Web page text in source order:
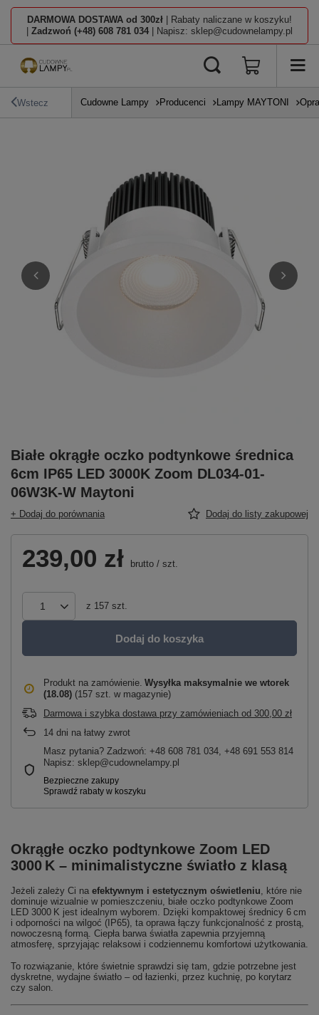
DARMOWA DOSTAWA od 300zł | Rabaty naliczane w koszyku!
Zadzwoń (+48) 608 781 034 | Napisz: sklep@cudownelampy.pl
Wstecz Cudowne Lampy Producenci Lampy MAYTONI
Białe okrągłe oczko podtynkowe średnica
6cm IP65 LED 3000K Zoom DL034-01-
06W3K-W Maytoni
+ Dodaj do porównania Dodaj do listy zakupowej
239,00 zł brutto / szt.
z 157 szt.
Dodaj do koszyka
Produkt na zamówienie Wysyłka maksymalnie we wtorek
(18.08) (157 szt. w magazynie)
Darmowa i szybka dostawa przy zamówieniach od 300,00 zł
14 dni na łatwy zwrot
Masz pytania? Zadzwoń: +48 608 781 034, +48 691 553 814
Napisz: sklep@cudownelampy.pl
Okrągłe oczko podtynkowe Zoom LED
3000 K – minimalistyczne światło z klasą
Jeżeli zależy Ci na efektywnym i estetycznym oświetleniu, które nie
dominuje wizualnie w pomieszczeniu, białe oczko podtynkowe Zoom
LED 3000 K jest idealnym wyborem. Dzięki kompaktowej średnicy 6 cm
i odporności na wilgoć (IP65), ta oprawa łączy funkcjonalność z prostą,
nowoczesną formą. Ciepła barwa światła zapewnia przyjemną
atmosferę, sprzyjając relaksowi i codziennemu komfortowi użytkowania.
To rozwiązanie, które świetnie sprawdzi się tam, gdzie potrzebne jest
dyskretne, wydajne światło – od łazienki, przez kuchnię, po korytarz
czy salon.